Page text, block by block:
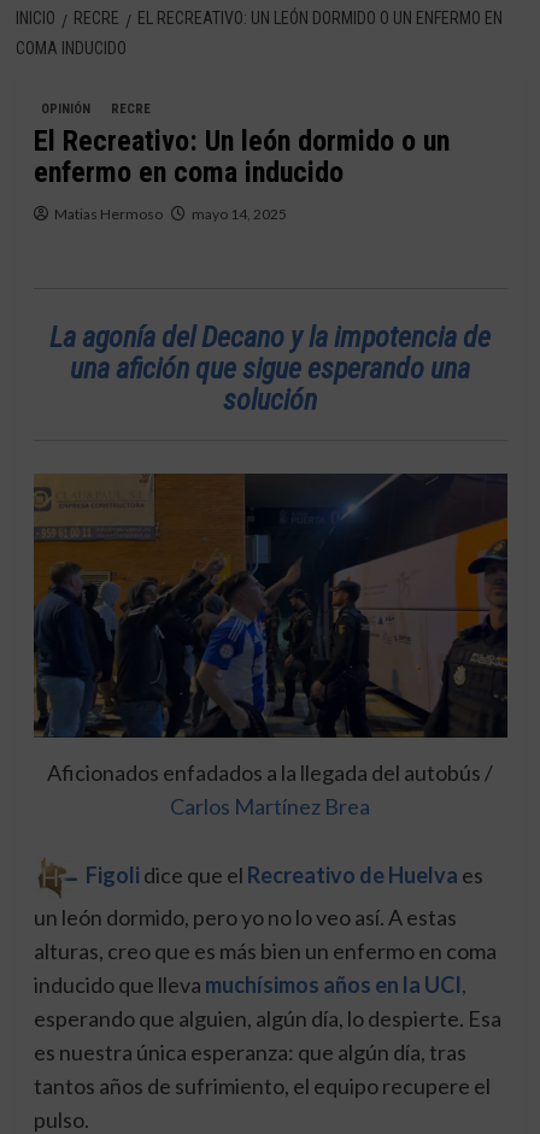
INICIO RECRE
EL RECREATIVO: UN LEÓN DORMIDO O UN ENFERMO EN
COMA INDUCIDO
OPINIÓN RECRE
El Recreativo: Un león dormido o un
enfermo en coma inducido
Matias Hermoso mayo 14, 2025
La agonía del Decano y la impotencia de
una afición que sigue esperando una
solución
Aficionados enfadados a la llegada del autobús /
Carlos Martínez Brea
Figoli dice que el Recreativo de Huelva es
un león dormido, pero yo no lo veo así. A estas
alturas, creo que es más bien un enfermo en coma
inducido que lleva muchísimos años en la UCI,
esperando que alguien, algún día, lo despierte. Esa
es nuestra única esperanza: que algún día, tras
tantos años de sufrimiento, el equipo recupere el
pulso.